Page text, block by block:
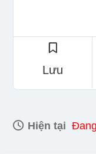
Lưu
Hiện tại